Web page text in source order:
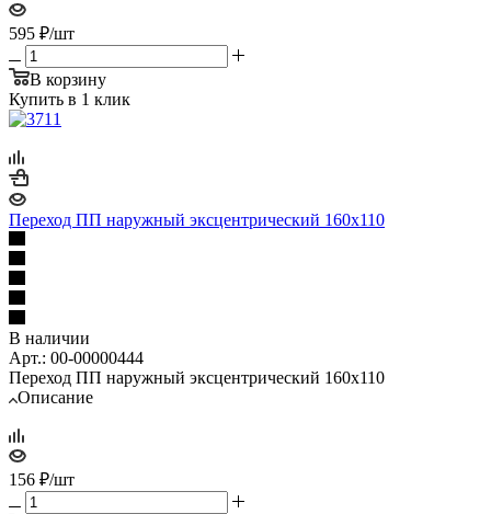
595 ₽/шт
В корзину
Купить в 1 клик
Переход ПП наружный эксцентрический 160х110
В наличии
Арт.: 00-00000444
Переход ПП наружный эксцентрический 160х110
Описание
156 ₽/шт